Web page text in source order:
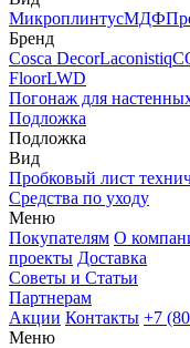
МикроплинтусМДФ
Бренд
Cosca DecorLaconistiq
FloorLWD
Погонаж для
Подложка
Подложка
Вид
Пробковый лист
Средства по уходу
Меню
Покупателям О
проекты Доставка
Советы и Статьи
Партнерам
Акции Контакты +7
Меню